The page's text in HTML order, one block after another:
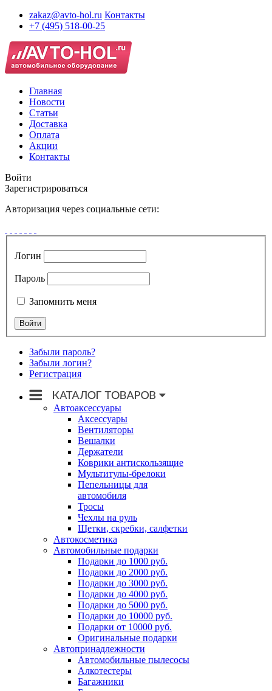
zakaz@avto-hol.ru Контакты
+7 (495) 518-00-25
Главная
Новости
Статьи
Доставка
Оплата
Акции
Контакты
Войти
Зарегистрироваться
Авторизация через социальные сети:
Логин
Пароль
Запомнить меня
Забыли пароль?
Забыли логин?
Регистрация
Автоаксессуары
Аксессуары
Вентиляторы
Вешалки
Держатели
Коврики антискользящие
Мультитулы-брелоки
Пепельницы для
автомобиля
Тросы
Чехлы на руль
Щетки, скребки, салфетки
Автокосметика
Автомобильные подарки
Подарки до 1000 руб.
Подарки до 2000 руб.
Подарки до 3000 руб.
Подарки до 4000 руб.
Подарки до 5000 руб.
Подарки до 10000 руб.
Подарки от 10000 руб.
Оригинальные подарки
Автопринадлежности
Автомобильные пылесосы
Алкотестеры
Багажники